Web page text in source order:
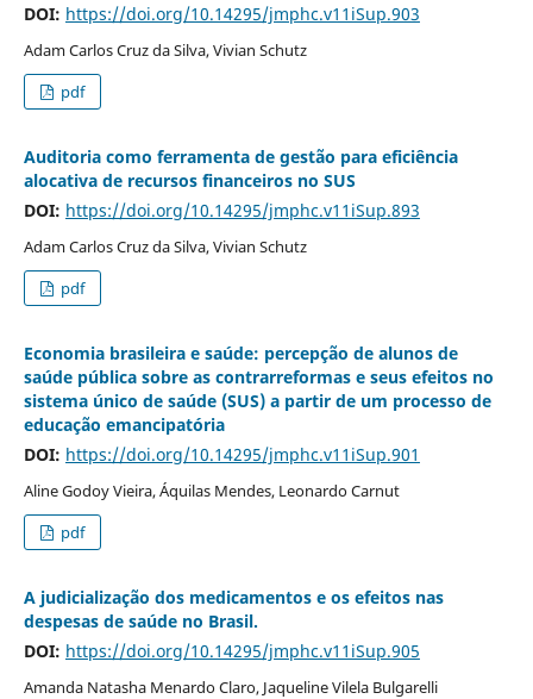
DOI: https://doi.org/10.14295/jmphc.v11iSup.903
Adam Carlos Cruz da Silva, Vivian Schutz
pdf
Auditoria como ferramenta de gestão para eficiência
alocativa de recursos financeiros no SUS
DOI: https://doi.org/10.14295/jmphc.v11iSup.893
Adam Carlos Cruz da Silva, Vivian Schutz
pdf
Economia brasileira e saúde: percepção de alunos de
saúde pública sobre as contrarreformas e seus efeitos no
sistema único de saúde (SUS) a partir de um processo de
educação emancipatória
DOI: https://doi.org/10.14295/jmphc.v11iSup.901
Aline Godoy Vieira, Áquilas Mendes, Leonardo Carnut
pdf
A judicialização dos medicamentos e os efeitos nas
despesas de saúde no Brasil.
DOI: https://doi.org/10.14295/jmphc.v11iSup.905
Amanda Natasha Menardo Claro, Jaqueline Vilela Bulgarelli